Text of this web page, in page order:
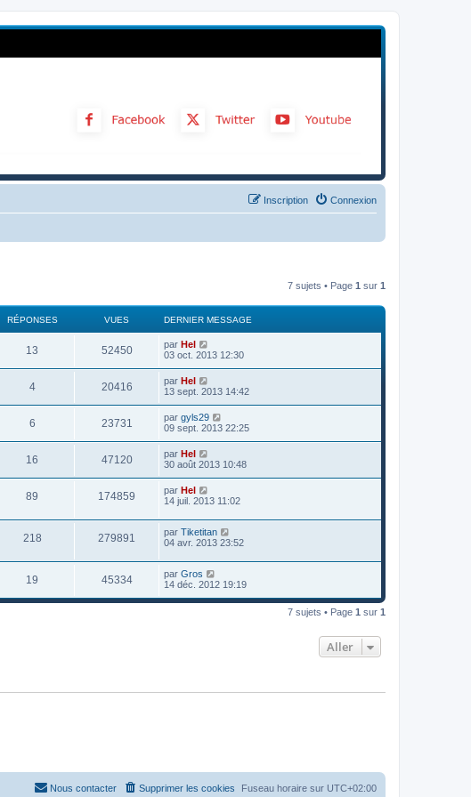
Connexion
Inscription
7 sujets • Page 1 sur 1
RÉPONSES VUES DERNIER MESSAGE
13 52450 par Hel
03 oct. 2013 12:30
4 20416 par Hel
13 sept. 2013 14:42
6 23731 par gyls29
09 sept. 2013 22:25
16 47120 par Hel
30 août 2013 10:48
89 174859 par Hel
14 juil. 2013 11:02
218 279891 par Tiketitan
04 avr. 2013 23:52
19 45334 par Gros
14 déc. 2012 19:19
7 sujets • Page 1 sur 1
Aller
Fuseau horaire sur UTC+02:00
Supprimer les cookies
Nous contacter